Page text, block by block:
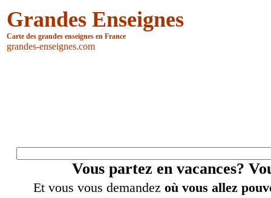
Grandes Enseignes
Carte des grandes enseignes en France
grandes-enseignes.com
Vous partez en vacances?
Et vous vous demandez où vous allez